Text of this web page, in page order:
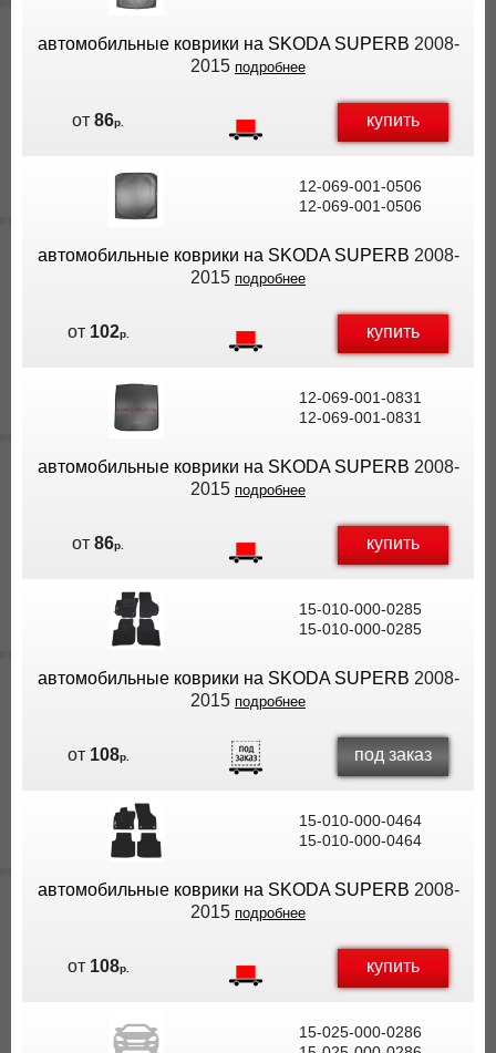
автомобильные коврики на SKODA SUPERB 2008-
2015 подробнее
от86р. купить
12-069-001-0506
12-069-001-0506
автомобильные коврики на SKODA SUPERB 2008-
2015 подробнее
от 102р. купить
12-069-001-0831
12-069-001-0831
автомобильные коврики на SKODA SUPERB 2008-
2015 подробнее
от86р. купить
15-010-000-0285
15-010-000-0285
автомобильные коврики на SKODA SUPERB 2008-
2015 подробнее
от 108р. под заказ
15-010-000-0464
15-010-000-0464
автомобильные коврики на SKODA SUPERB 2008-
2015 подробнее
от 108р. купить
15-025-000-0286